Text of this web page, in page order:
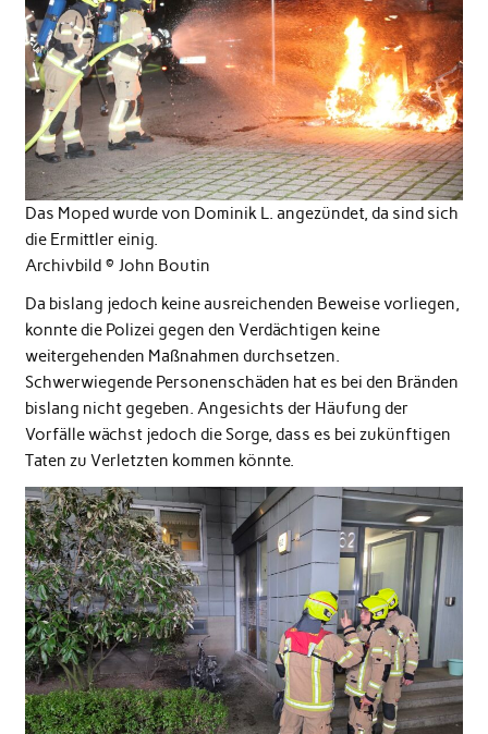
Das Moped wurde von Dominik L. angezündet, da sind sich
die Ermittler einig.
Archivbild © John Boutin
Da bislang jedoch keine ausreichenden Beweise vorliegen,
konnte die Polizei gegen den Verdächtigen keine
weitergehenden Maßnahmen durchsetzen.
Schwerwiegende Personenschäden hat es bei den Bränden
bislang nicht gegeben. Angesichts der Häufung der
Vorfälle wächst jedoch die Sorge, dass es bei zukünftigen
Taten zu Verletzten kommen könnte.